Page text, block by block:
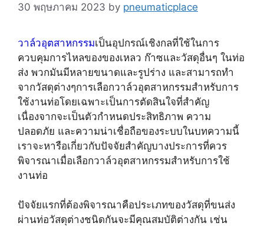
30 พฤษภาคม 2023 by pneumaticplace
วาล์วอุตสาหกรรมเป็นอุปกรณ์เชิงกลที่ใช้ในการ
ควบคุมการไหลของของเหลว ก๊าซและวัสดุอื่นๆ ในท่อ
ส่ง พวกมันมีหลายขนาดและรูปร่าง และสามารถทำ
จากวัสดุต่างๆการเลือกวาล์วอุตสาหกรรมสำหรับการ
ใช้งานท่อโดยเฉพาะเป็นการตัดสินใจที่สำคัญ
เนื่องจากจะเป็นตัวกำหนดประสิทธิภาพ ความ
ปลอดภัย และความน่าเชื่อถือของระบบในบทความนี้
เราจะหารือเกี่ยวกับปัจจัยสำคัญบางประการที่ควร
พิจารณาเมื่อเลือกวาล์วอุตสาหกรรมสำหรับการใช้
งานท่อ
ปัจจัยแรกที่ต้องพิจารณาคือประเภทของวัสดุที่ขนส่ง
ผ่านท่อวัสดุต่างชนิดกันจะมีคุณสมบัติต่างกัน เช่น